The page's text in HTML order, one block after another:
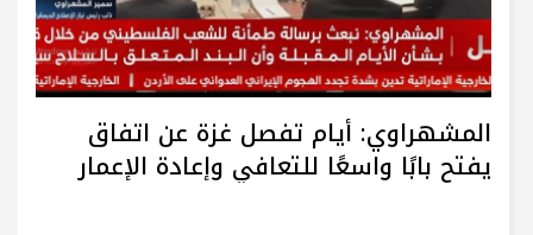
المشهراوي: أيام تفصل غزة عن اتفاق
يفتح بابًا واسعًا للتعافي وإعادة الإعمار